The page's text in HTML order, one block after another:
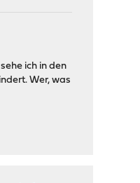
ich in den
Wer, was